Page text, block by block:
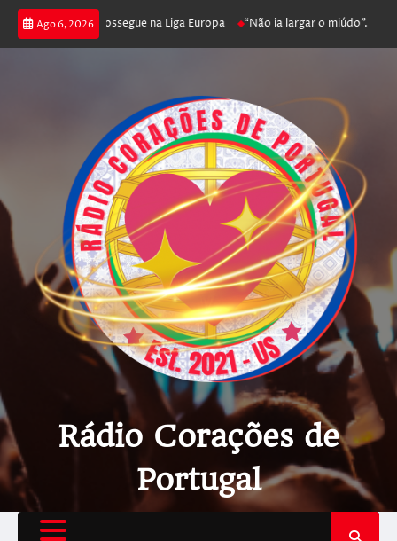
Ago 6, 2026
joga poker e prossegue na Liga Europa “Não ia largar o miúdo”.
Rádio Corações de
Portugal